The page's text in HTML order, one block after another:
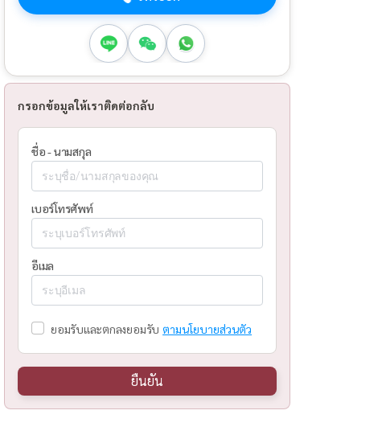
กรอกข้อมูลให้เราติดต่อกลับ
ชื่อ - นามสกุล
เบอร์โทรศัพท์
อีเมล
ยอมรับและตกลงยอมรับ ตามนโยบายส่วนตัว
ยืนยัน